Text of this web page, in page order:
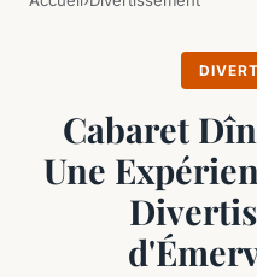
Cabaret
Une